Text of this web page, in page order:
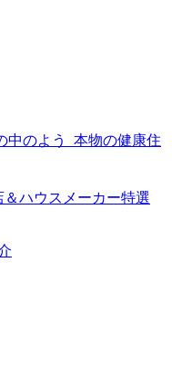
中のよう
本物の健康住
ハウスメーカー特選